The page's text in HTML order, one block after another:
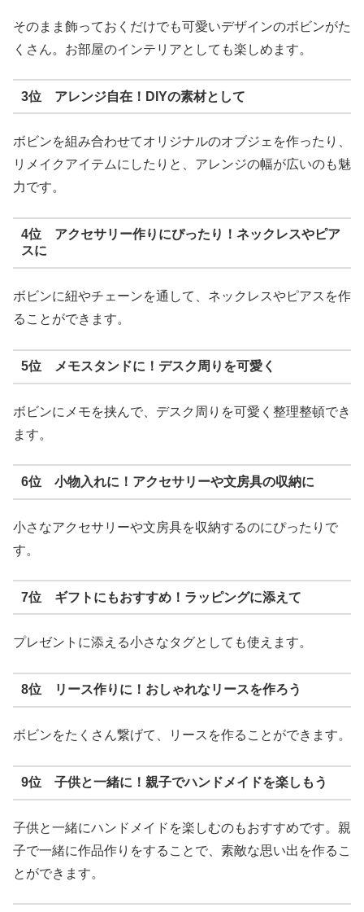
そのまま飾っておくだけでも可愛いデザインのボビンがた
くさん。お部屋のインテリアとしても楽しめます。
3位 アレンジ自在！DIYの素材として
ボビンを組み合わせてオリジナルのオブジェを作ったり、
リメイクアイテムにしたりと、アレンジの幅が広いのも魅
力です。
4位 アクセサリー作りにぴったり！ネックレスやピア
スに
ボビンに紐やチェーンを通して、ネックレスやピアスを作
ることができます。
5位 メモスタンドに！デスク周りを可愛く
ボビンにメモを挟んで、デスク周りを可愛く整理整頓でき
ます。
6位 小物入れに！アクセサリーや文房具の収納に
小さなアクセサリーや文房具を収納するのにぴったりで
す。
7位 ギフトにもおすすめ！ラッピングに添えて
プレゼントに添える小さなタグとしても使えます。
8位 リース作りに！おしゃれなリースを作ろう
ボビンをたくさん繋げて、リースを作ることができます。
9位 子供と一緒に！親子でハンドメイドを楽しもう
子供と一緒にハンドメイドを楽しむのもおすすめです。親
子で一緒に作品作りをすることで、素敵な思い出を作るこ
とができます。